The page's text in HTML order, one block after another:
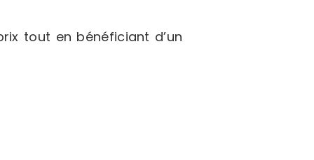
tout en bénéficiant d’un